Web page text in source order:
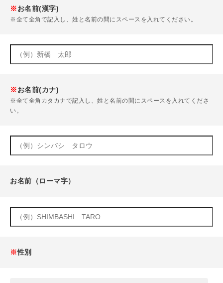
※お名前(漢字)
※全て全角で記入し、姓と名前の間にスペースを入れてください。
※お名前(カナ)
※全て全角カタカナで記入し、姓と名前の間にスペースを入れてくださ
い。
お名前（ローマ字）
※性別